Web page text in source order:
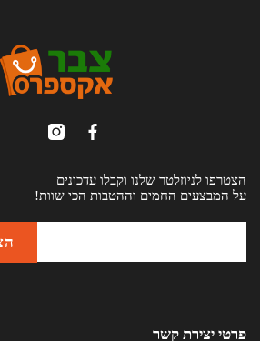
הצטרפו לניוזלטר שלנו וקבלו עדכונים
על המבצעים החמים וההטבות הכי שוות!
פרטי יצירת קשר